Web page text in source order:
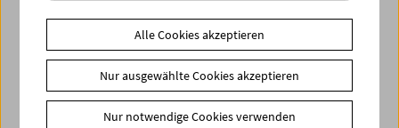
Alle Cookies akzeptieren
Nur ausgewählte Cookies akzeptieren
Nur notwendige Cookies verwenden